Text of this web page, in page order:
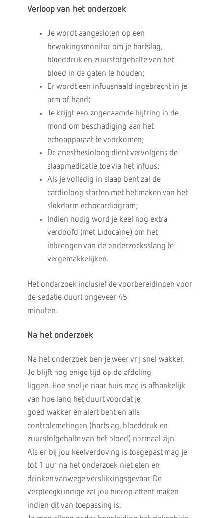
Verloop van het onderzoek
Je wordt aangesloten op een
bewakingsmonitor om je hartslag,
bloeddruk en zuurstofgehalte van het
bloed in de gaten te houden;
Er wordt een infuusnaald ingebracht in je
arm of hand;
Je krijgt een zogenaamde bijtring in de
mond om beschadiging aan het
echoapparaat te voorkomen;
De anesthesioloog dient vervolgens de
slaapmedicatie toe via het infuus;
Als je volledig in slaap bent zal de
cardioloog starten met het maken van het
slokdarm echocardiogram;
Indien nodig word je keel nog extra
verdoofd (met Lidocaïne) om het
inbrengen van de onderzoeksslang te
vergemakkelijken.
Het onderzoek inclusief de voorbereidingen voor
de sedatie duurt ongeveer 45
minuten.
Na het onderzoek
Na het onderzoek ben je weer vrij snel wakker.
Je blijft nog enige tijd op de afdeling
liggen. Hoe snel je naar huis mag is afhankelijk
van hoe lang het duurt voordat je
goed wakker en alert bent en alle
controlemetingen (hartslag, bloeddruk en
zuurstofgehalte van het bloed) normaal zijn.
Als er bij jou keelverdoving is toegepast mag je
tot 1 uur na het onderzoek niet eten en
drinken vanwege verslikkingsgevaar. De
verpleegkundige zal jou hierop attent maken
indien dit van toepassing is.